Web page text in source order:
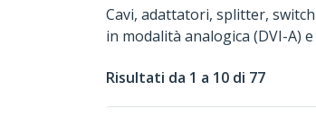
Cavi, adattatori, splitter,
in modalità analogica (DVI-A)
Risultati da 1 a 10 di 77